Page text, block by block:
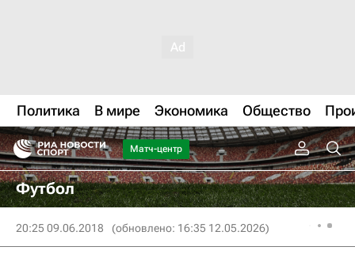
Политика В мире Экономика Общество
Матч-центр
Футбол
20:25 09.06.2018 (обновлено: 16:35 12.05.2026)